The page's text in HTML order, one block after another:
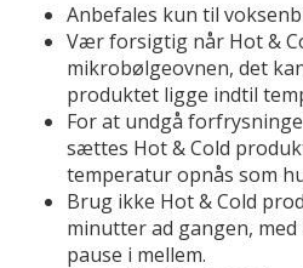
Anbefales kun til
Vær forsigtig når Hot &
mikrobølgeovnen, det
produktet ligge indtil
For at undgå
sættes Hot & Cold
temperatur opnås som
Brug ikke Hot & Cold
minutter ad gangen,
pause i mellem.